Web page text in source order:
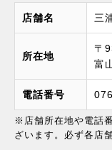
店舗名 三
所在地
〒
富
電話番号
※店舗所在地や電話
ざいます。必ず各店